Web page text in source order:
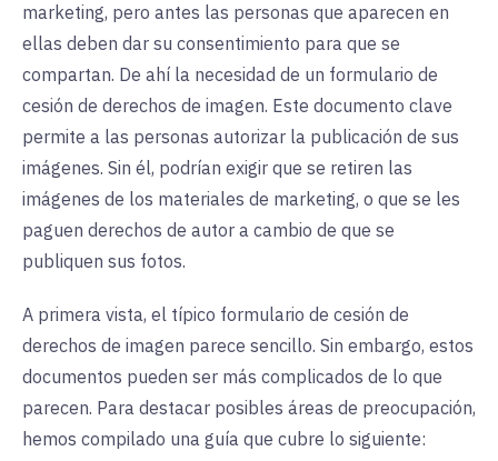
marketing, pero antes las personas que aparecen en
ellas deben dar su consentimiento para que se
compartan. De ahí la necesidad de un formulario de
cesión de derechos de imagen. Este documento clave
permite a las personas autorizar la publicación de sus
imágenes. Sin él, podrían exigir que se retiren las
imágenes de los materiales de marketing, o que se les
paguen derechos de autor a cambio de que se
publiquen sus fotos.
A primera vista, el típico formulario de cesión de
derechos de imagen parece sencillo. Sin embargo, estos
documentos pueden ser más complicados de lo que
parecen. Para destacar posibles áreas de preocupación,
hemos compilado una guía que cubre lo siguiente: